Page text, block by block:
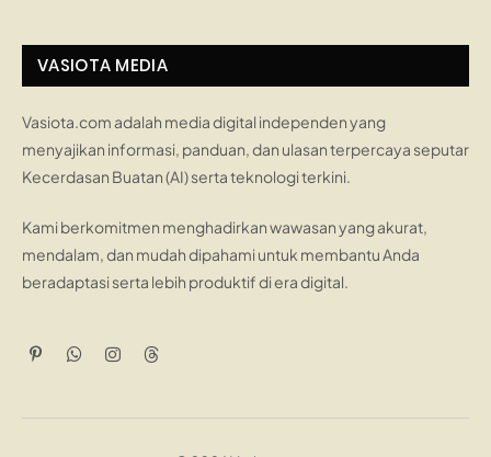
VASIOTA MEDIA
Vasiota.com adalah media digital independen yang
menyajikan informasi, panduan, dan ulasan terpercaya seputar
Kecerdasan Buatan (AI) serta teknologi terkini.
Kami berkomitmen menghadirkan wawasan yang akurat,
mendalam, dan mudah dipahami untuk membantu Anda
beradaptasi serta lebih produktif di era digital.
PinterestWhatsApp
InstagramThreads